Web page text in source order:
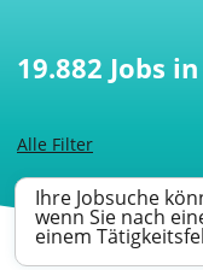
Alle Filter
19.882 Jobs
Ihre Jobsuche
wenn Sie nach
einem